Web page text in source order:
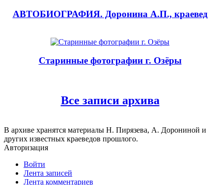
АВТОБИОГРАФИЯ. Доронина А.П., краевед
Старинные фотографии г. Озёры
Все записи архива
В архиве хранятся материалы Н. Пирязева, А. Дорониной и
других известных краеведов прошлого.
Авторизация
Войти
Лента записей
Лента комментариев